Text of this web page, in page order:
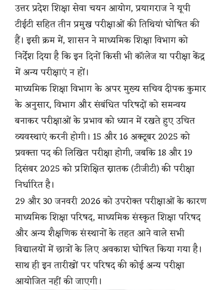
उत्तर प्रदेश शिक्षा सेवा चयन आयोग, प्रयागराज ने यूपी
टीईटी सहित तीन प्रमुख परीक्षाओं की तिथियां घोषित की
हैं। इसी क्रम में, शासन ने माध्यमिक शिक्षा विभाग को
निर्देश दिया है कि इन दिनों किसी भी कॉलेज या परीक्षा केंद्र
में अन्य परीक्षाएं न हों।
माध्यमिक शिक्षा विभाग के अपर मुख्य सचिव दीपक कुमार
के अनुसार, विभाग और संबंधित परिषदों को समन्वय
बनाकर परीक्षाओं के प्रभाव को ध्यान में रखते हुए उचित
व्यवस्थाएं करनी होगी। 15 और 16 अक्टूबर 2025 को
प्रवक्ता पद की लिखित परीक्षा होगी, जबकि 18 और 19
दिसंबर 2025 को प्रशिक्षित स्नातक (टीजीटी) की परीक्षा
निर्धारित है।
29 और 30 जनवरी 2026 को उपरोक्त परीक्षाओं के कारण
माध्यमिक शिक्षा परिषद, माध्यमिक संस्कृत शिक्षा परिषद
और अन्य शैक्षणिक संस्थानों के तहत आने वाले सभी
विद्यालयों में छात्रों के लिए अवकाश घोषित किया गया है।
साथ ही इन तारीखों पर परिषद की कोई अन्य परीक्षा
आयोजित नहीं की जाएगी।